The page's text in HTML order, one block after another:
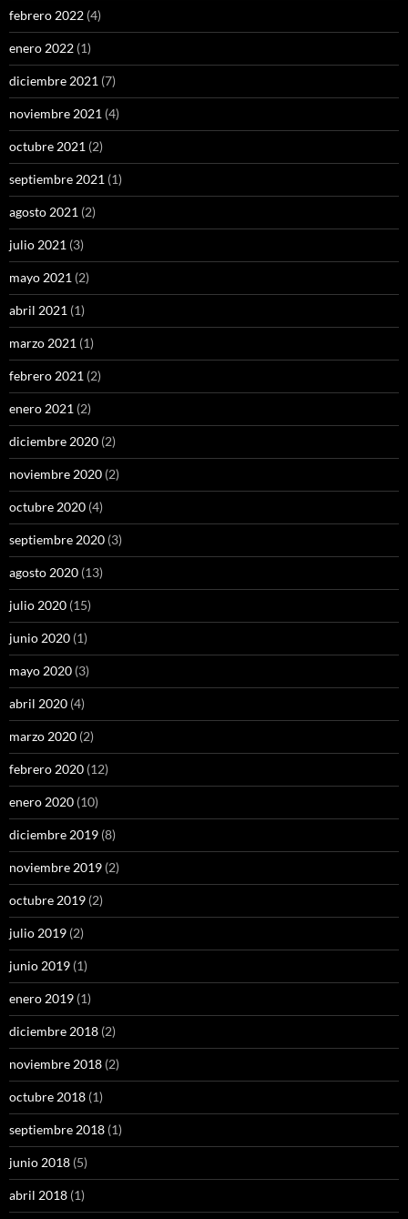
febrero 2022 (4)
enero 2022 (1)
diciembre 2021 (7)
noviembre 2021 (4)
octubre 2021 (2)
septiembre 2021 (1)
agosto 2021 (2)
julio 2021 (3)
mayo 2021 (2)
abril 2021 (1)
marzo 2021 (1)
febrero 2021 (2)
enero 2021 (2)
diciembre 2020 (2)
noviembre 2020 (2)
octubre 2020 (4)
septiembre 2020 (3)
agosto 2020 (13)
julio 2020 (15)
junio 2020 (1)
mayo 2020 (3)
abril 2020 (4)
marzo 2020 (2)
febrero 2020 (12)
enero 2020 (10)
diciembre 2019 (8)
noviembre 2019 (2)
octubre 2019 (2)
julio 2019 (2)
junio 2019 (1)
enero 2019 (1)
diciembre 2018 (2)
noviembre 2018 (2)
octubre 2018 (1)
septiembre 2018 (1)
junio 2018 (5)
abril 2018 (1)